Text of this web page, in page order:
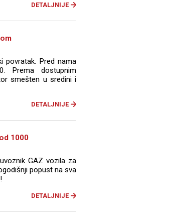
DETALJNIJE
povratak. Pred nama
Prema dostupnim
smešten u sredini i
DETALJNIJE
1000
GAZ vozila za
popust na sva
DETALJNIJE